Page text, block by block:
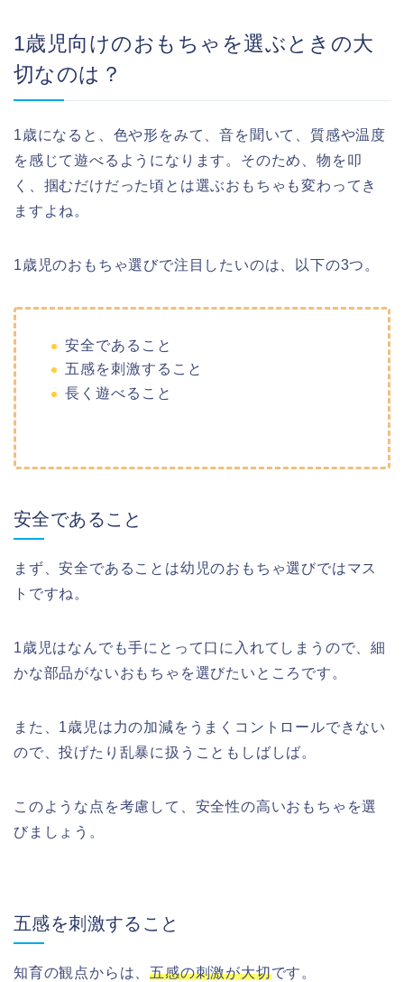
1歳児向けのおもちゃを選ぶときの大
切なのは？
1歳になると、色や形をみて、音を聞いて、質感や温度
を感じて遊べるようになります。そのため、物を叩
く、掴むだけだった頃とは選ぶおもちゃも変わってき
ますよね。
1歳児のおもちゃ選びで注目したいのは、以下の3つ。
安全であること
五感を刺激すること
長く遊べること
安全であること
まず、安全であることは幼児のおもちゃ選びではマス
トですね。
1歳児はなんでも手にとって口に入れてしまうので、細
かな部品がないおもちゃを選びたいところです。
また、1歳児は力の加減をうまくコントロールできない
ので、投げたり乱暴に扱うこともしばしば。
このような点を考慮して、安全性の高いおもちゃを選
びましょう。
五感を刺激すること
知育の観点からは、五感の刺激が大切です。